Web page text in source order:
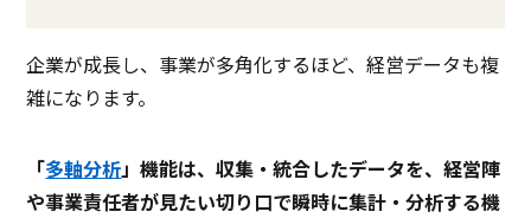
企業が成長し、事業が多角化するほど、経営データも複
雑になります。
「多軸分析」機能は、収集・統合したデータを、経営陣
や事業責任者が見たい切り口で瞬時に集計・分析する機